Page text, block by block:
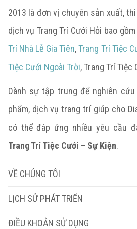
2013 là đơn vị chuyên sản xuất,
dịch vụ Trang Trí Cưới Hỏi bao
Trí Nhà Lễ Gia Tiên,Trang Trí Tiệc
Tiệc Cưới Ngoài Trời, Trang Trí Tiệc
Dành sự tập trung để nghiên
phẩm, dịch vụ trang trí giúp cho
có thể đáp ứng nhiều yêu cầu
Trang Trí Tiệc Cưới – Sự Kiện.
VỀ CHÚNG TÔI
LỊCH SỬ PHÁT TRIỂN
ĐIỀU KHOẢN SỬ DỤNG